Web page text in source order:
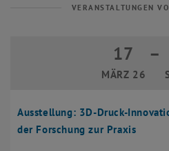
Zurück: Subseiten von Aktuelles
AktuellesVERANSTALTUNGEN
Ausstellung: 3D-Druck-
der Forschung zur Praxis
17
MÄRZ 26
17
–